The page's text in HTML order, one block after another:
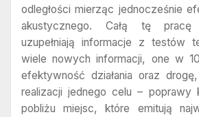
odległości mierząc jednocześnie
akustycznego. Całą tę pracę
uzupełniają informacje z testów
wiele nowych informacji, one w
efektywność działania oraz
realizacji jednego celu – poprawy
pobliżu miejsc, które emitują